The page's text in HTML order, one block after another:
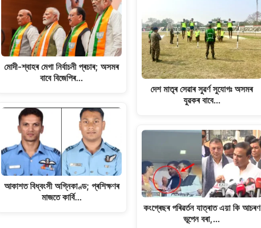
মোদী-শ্বাহৰ মেগা নিৰ্বাচনী প্ৰচাৰ; অসমৰ
বাবে বিজেপিৰ…
আকাশত বিধ্বংসী অগ্নিকাণ্ড; প্ৰশিক্ষণৰ
মাজতে কাৰ্বি…
দেশ মাতৃৰ সেৱাৰ সুৱৰ্ণ সুযোগঃ অসমৰ
যুৱকৰ বাবে…
কংগ্ৰেছৰ পৰিৱৰ্তন যাত্ৰাত এয়া কি আচৰণ
ভূপেন বৰা,…